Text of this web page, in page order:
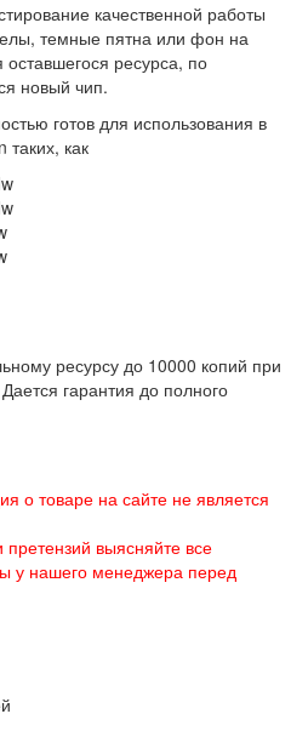
качественной работы
темные пятна или фон на
ресурса, по
новый чип.
готов для использования в
как
ресурсу до 10000 копий при
гарантия до полного
о товаре на сайте не является
выясняйте все
у нашего менеджера перед